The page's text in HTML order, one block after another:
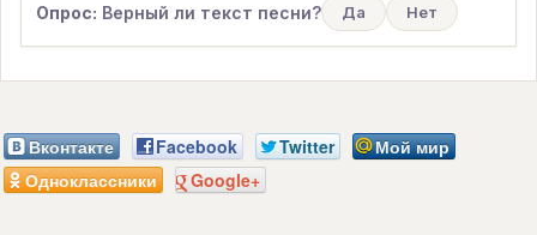
Опрос: Верный ли текст песни? Да Нет
Вконтакте Facebook Twitter
Мой мир
Одноклассники
Google+